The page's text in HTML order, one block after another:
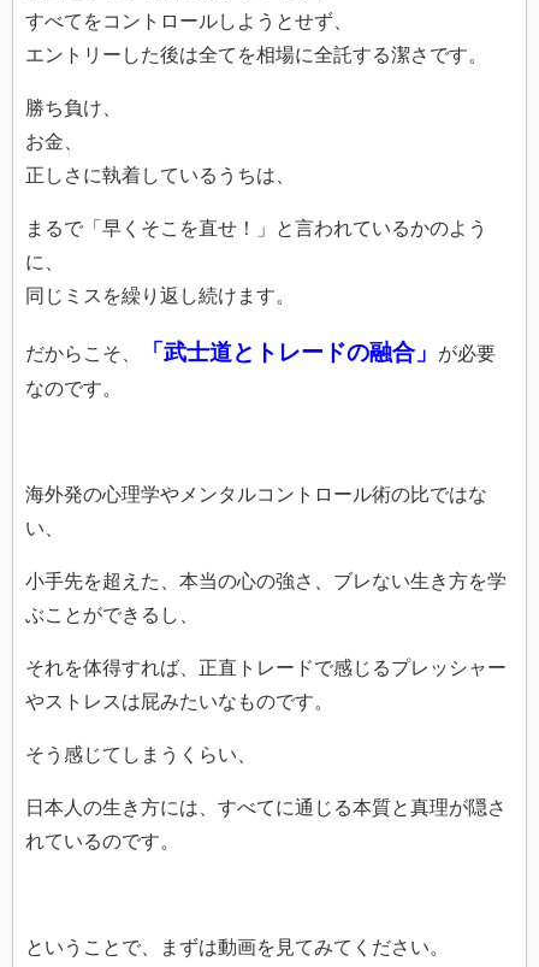
すべてをコントロールしようとせず、
エントリーした後は全てを相場に全託する潔さです。
勝ち負け、
お金、
正しさに執着しているうちは、
まるで「早くそこを直せ！」と言われているかのよう
に、
同じミスを繰り返し続けます。
だからこそ、 「武士道とトレードの融合」
が必要
なのです。
海外発の心理学やメンタルコントロール術の比ではな
い、
小手先を超えた、本当の心の強さ、ブレない生き方を学
ぶことができるし、
それを体得すれば、正直トレードで感じるプレッシャー
やストレスは屁みたいなものです。
そう感じてしまうくらい、
日本人の生き方には、すべてに通じる本質と真理が隠さ
れているのです。
ということで、まずは動画を見てみてください。